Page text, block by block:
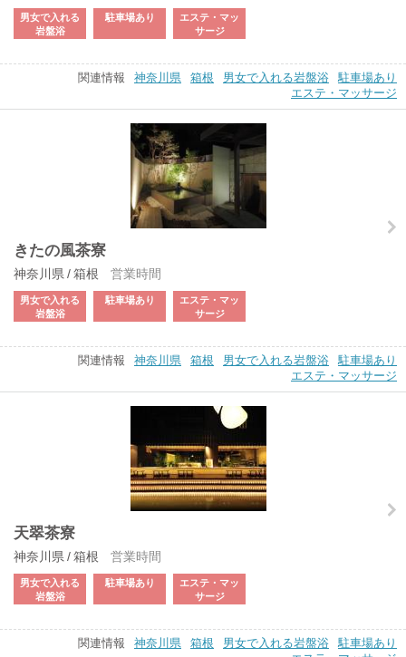
男女で入れる
岩盤浴
駐車場あり
エステ・マッ
サージ
関連情報 神奈川県 箱根 男女で入れる岩盤浴 駐車場あり
エステ・マッサージ
きたの風茶寮
神奈川県 / 箱根 営業時間
男女で入れる
岩盤浴
駐車場あり
エステ・マッ
サージ
関連情報 神奈川県 箱根 男女で入れる岩盤浴 駐車場あり
エステ・マッサージ
天翠茶寮
神奈川県 / 箱根 営業時間
男女で入れる
岩盤浴
駐車場あり
エステ・マッ
サージ
関連情報 神奈川県 箱根 男女で入れる岩盤浴 駐車場あり